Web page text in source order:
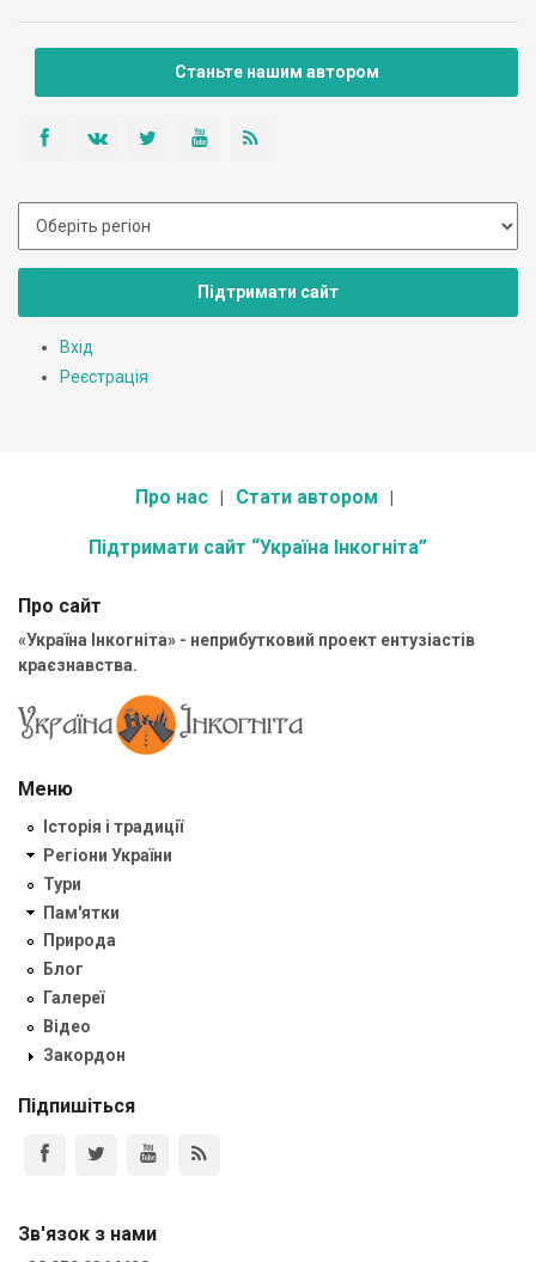
Станьте нашим автором
Підтримати сайт
Вхід
Реєстрація
Про нас Стати автором
Підтримати сайт “Україна Інкогніта”
Про сайт
«Україна Інкогніта» - неприбутковий проект ентузіастів
краєзнавства.
Меню
Історія і традиції
Регіони України
Тури
Пам'ятки
Природа
Блог
Галереї
Відео
Закордон
Підпишіться
Зв'язок з нами